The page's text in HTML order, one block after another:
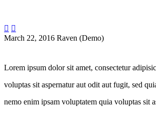
 
March 22, 2016 Raven (Demo)
Lorem ipsum dolor sit amet, consectetur
voluptas sit aspernatur aut odit aut fugit, sed
nemo enim ipsam voluptatem quia voluptas sit